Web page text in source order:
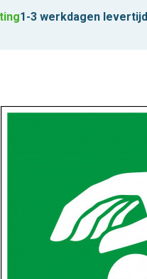
1-3 werkdagen levertijd